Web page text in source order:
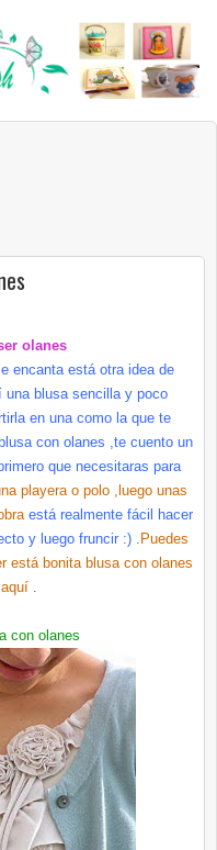
olanes
encanta está otra idea de
una blusa sencilla y poco
en una como la que te
con olanes ,te cuento un
que necesitaras para
playera o polo ,luego unas
está realmente fácil hacer
y luego fruncir :) . Puedes
está bonita blusa con olanes
aquí
con olanes